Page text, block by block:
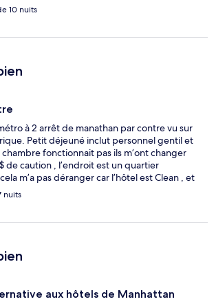
10 nuits
à 2 arrêt de manathan par contre vu sur
Petit déjeuné inclut personnel gentil et
fonctionnait pas ils m’ont changer
de caution , l’endroit est un quartier
m’a pas déranger car l’hôtel est Clean , et
ce passe dans les chambre d’à côté…
nuits
aux hôtels de Manhattan